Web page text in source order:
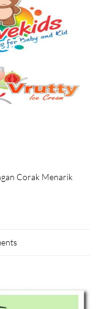
Corak Menarik